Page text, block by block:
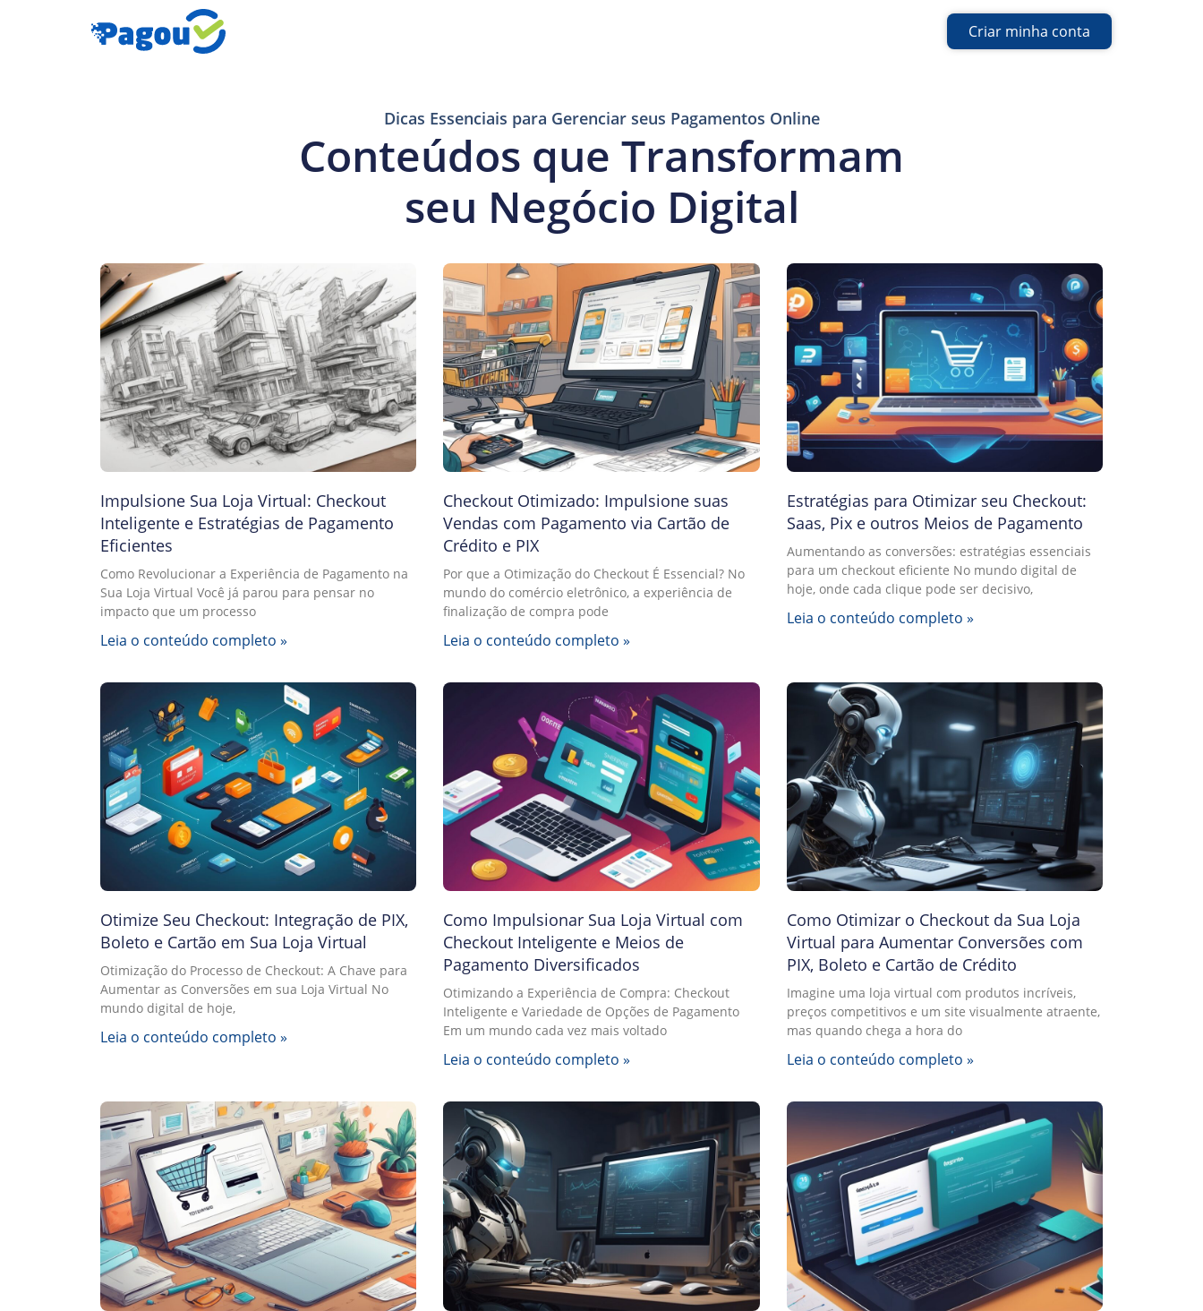
Criar minha conta
Dicas Essenciais para Gerenciar seus Pagamentos Online
Conteúdos que Transformam
seu Negócio Digital
Impulsione Sua Loja Virtual: Checkout
Inteligente e Estratégias de Pagamento
Eficientes
Como Revolucionar a Experiência de Pagamento na
Sua Loja Virtual Você já parou para pensar no
impacto que um processo
Leia o conteúdo completo »
Checkout Otimizado: Impulsione suas
Vendas com Pagamento via Cartão de
Crédito e PIX
Por que a Otimização do Checkout É Essencial? No
mundo do comércio eletrônico, a experiência de
finalização de compra pode
Leia o conteúdo completo »
Estratégias para Otimizar seu Checkout:
Saas, Pix e outros Meios de Pagamento
Aumentando as conversões: estratégias essenciais
para um checkout eficiente No mundo digital de
hoje, onde cada clique pode ser decisivo,
Leia o conteúdo completo »
Otimize Seu Checkout: Integração de PIX,
Boleto e Cartão em Sua Loja Virtual
Otimização do Processo de Checkout: A Chave para
Aumentar as Conversões em sua Loja Virtual No
mundo digital de hoje,
Leia o conteúdo completo »
Como Impulsionar Sua Loja Virtual com
Checkout Inteligente e Meios de
Pagamento Diversificados
Otimizando a Experiência de Compra: Checkout
Inteligente e Variedade de Opções de Pagamento
Em um mundo cada vez mais voltado
Leia o conteúdo completo »
Como Otimizar o Checkout da Sua Loja
Virtual para Aumentar Conversões com
PIX, Boleto e Cartão de Crédito
Imagine uma loja virtual com produtos incríveis,
preços competitivos e um site visualmente atraente,
mas quando chega a hora do
Leia o conteúdo completo »